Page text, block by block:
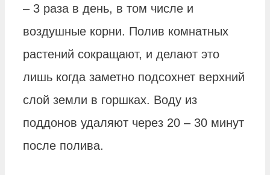
– 3 раза в день, в том числе и
воздушные корни. Полив комнатных
растений сокращают, и делают это
лишь когда заметно подсохнет верхний
слой земли в горшках. Воду из
поддонов удаляют через 20 – 30 минут
после полива.